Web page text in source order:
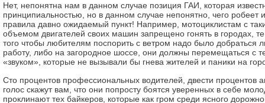
Нет, непонятна нам в данном случае позиция ГАИ, которая
принципиальностью, но в данном случае непонятно, чего робеет
правила давно ожидаемый пункт! Например, мотоциклистам с
объемом двигателей своих машин запрещено гонять в городах,
того чтобы любителям поспорить с ветром надо было добраться
работу, либо на загородное шоссе, они должны перемещаться с
«звуком», которые не вызывали бы гнева жителей и паники на
Сто процентов профессиональных водителей, двести процентов
голос скажут вам, что они попросту боятся уверенных в себе
проклинают тех байкеров, которые как гром среди ясного